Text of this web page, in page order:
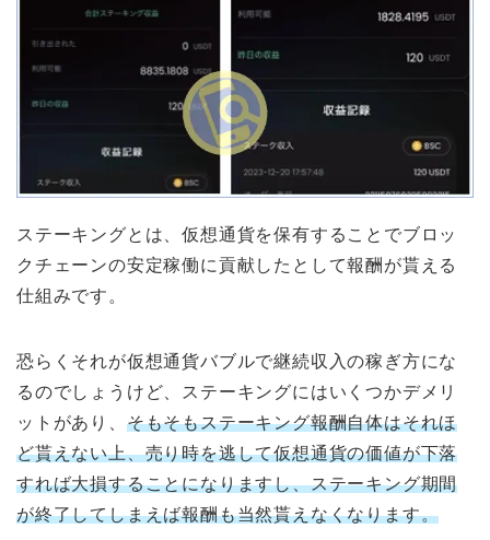
ステーキングとは、仮想通貨を保有することでブロッ
クチェーンの安定稼働に貢献したとして報酬が貰える
仕組みです。
恐らくそれが仮想通貨バブルで継続収入の稼ぎ方にな
るのでしょうけど、ステーキングにはいくつかデメリ
ットがあり、 そもそもステーキング報酬自体はそれほ
ど貰えない上、売り時を逃して仮想通貨の価値が下落
すれば大損することになりますし、ステーキング期間
が終了してしまえば報酬も当然貰えなくなります。